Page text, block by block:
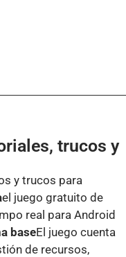
trucos y
y trucos para
el juego gratuito de
real para Android
baseEl juego cuenta
de recursos,